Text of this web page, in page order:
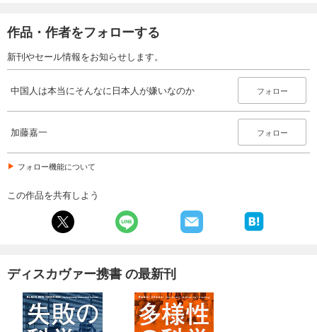
作品・作者をフォローする
新刊やセール情報をお知らせします。
中国人は本当にそんなに日本人が嫌いなのか フォロー
加藤嘉一 フォロー
フォロー機能について
この作品を共有しよう
ディスカヴァー携書 の最新刊